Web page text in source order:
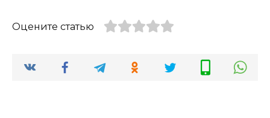
Оцените статью